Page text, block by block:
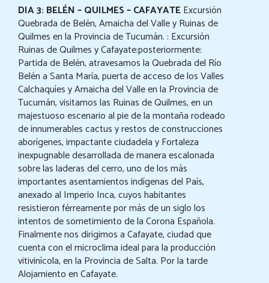
DIA 3: BELÉN – QUILMES – CAFAYATEExcursión
Quebrada de Belén, Amaicha del Valle y Ruinas de
Quilmes en la Provincia de Tucumán. : Excursión
Ruinas de Quilmes y Cafayate:posteriormente:
Partida de Belén, atravesamos la Quebrada del Río
Belén a Santa María, puerta de acceso de los Valles
Calchaquíes y Amaicha del Valle en la Provincia de
Tucumán, visitamos las Ruinas de Quilmes, en un
majestuoso escenario al pie de la montaña rodeado
de innumerables cactus y restos de construcciones
aborígenes, impactante ciudadela y Fortaleza
inexpugnable desarrollada de manera escalonada
sobre las laderas del cerro, uno de los más
importantes asentamientos indígenas del País,
anexado al Imperio Inca, cuyos habitantes
resistieron férreamente por más de un siglo los
intentos de sometimiento de la Corona Española.
Finalmente nos dirigimos a Cafayate, ciudad que
cuenta con el microclima ideal para la producción
vitivinícola, en la Provincia de Salta. Por la tarde
Alojamiento en Cafayate.